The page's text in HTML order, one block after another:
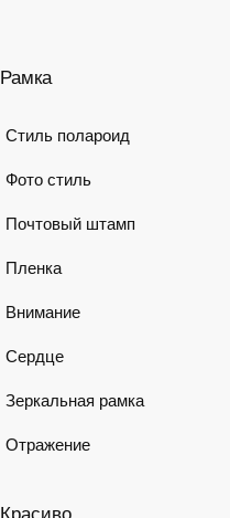
Рамка
Стиль полароид
Фото стиль
Почтовый штамп
Пленка
Внимание
Сердце
Зеркальная рамка
Отражение